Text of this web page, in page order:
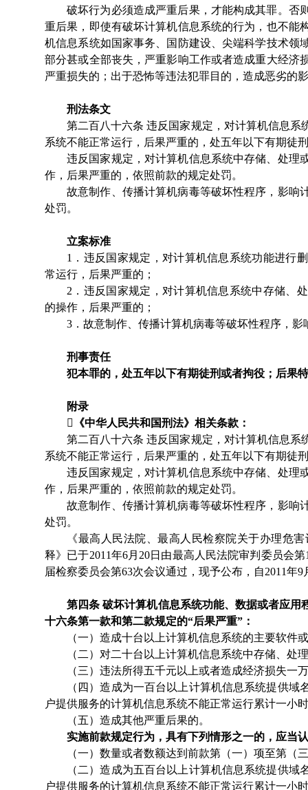
破坏行为必须造成严重后果，才能构成其罪。否
重后果，即使有破坏计算机信息系统的行为，也不能
机信息系统如国家事务、国防建设、尖端科学技术领
部分甚或全部丧失，严重影响工作或者造成重大经济
严重损失的；出于恐怖等违法犯罪目的，造成恶劣的
刑法条文
第二百八十六条 违反国家规定，对计算机信息系
系统不能正常运行，后果严重的，处五年以下有期徒
违反国家规定，对计算机信息系统中存储、处理
作，后果严重的，依照前款的规定处罚。
故意制作、传播计算机病毒等破坏性程序，影响
处罚。
立案标准
1．违反国家规定，对计算机信息系统功能进行
常运行，后果严重的；
2．违反国家规定，对计算机信息系统中存储、
的操作，后果严重的；
3．故意制作、传播计算机病毒等破坏性程序，
刑事责任
犯本罪的，处五年以下有期徒刑或者拘役；后果
附录

《中华人民共和国刑法》相关条款：
第二百八十六条 违反国家规定，对计算机信息系
系统不能正常运行，后果严重的，处五年以下有期徒
违反国家规定，对计算机信息系统中存储、处理
作，后果严重的，依照前款的规定处罚。
故意制作、传播计算机病毒等破坏性程序，影响
处罚。
《最高人民法院、最高人民检察院关于办理危
释》已于2011年6月20日由最高人民法院审判委员会
届检察委员会第63次会议通过，现予公布，自2011年9
第四条 破坏计算机信息系统功能、数据或者应用
十六条第一款和第二款规定的“后果严重”：
（一）造成十台以上计算机信息系统的主要软件
（二）对二十台以上计算机信息系统中存储、
（三）违法所得五千元以上或者造成经济损失一
（四）造成为一百台以上计算机信息系统提供
户提供服务的计算机信息系统不能正常运行累计一小
（五）造成其他严重后果的。
实施前款规定行为，具有下列情形之一的，应当
（一）数量或者数额达到前款第（一）项至第（
（二）造成为五百台以上计算机信息系统提供
户提供服务的计算机信息系统不能正常运行累计一小